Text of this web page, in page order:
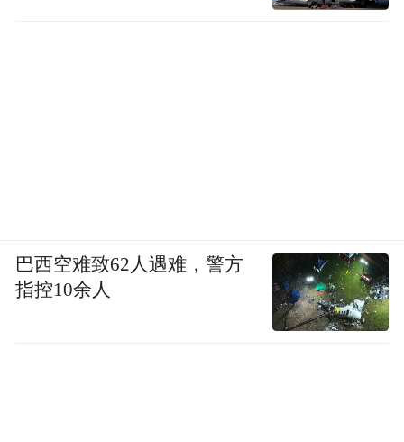
巴西空难致62人遇难，警方
指控10余人